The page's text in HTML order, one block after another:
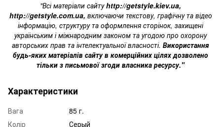
"Всі матеріали сайтуhttp://getstyle.kiev.ua,
http://getstyle.com.ua, включаючи текстову, графічну та відео
інформацію, структуру та оформлення сторінок, захищені
українським і міжнародним законом та угодою про охорону
авторських прав та інтелектуальної власності. Використання
будь-яких матеріалів сайту в комерційних цілях дозволено
тільки з письмової згоди власника ресурсу."
Характеристики
Вага
85 г.
Колір
Серый